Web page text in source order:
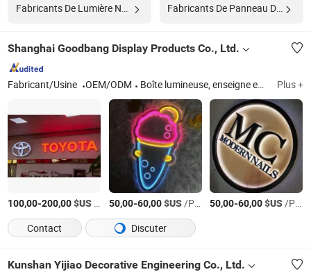
Fabricants De Panneau De Sécurité
Shanghai Goodbang Display Products Co., Ltd.
Fabricant/Usine OEM/ODM Boîte lumineuse, enseigne en acrylique, enseigne en lettres, panneau, enseigne auto, enseigne LED de logo de voiture, enseigne de concessionnaire automobile, enseignes à boîte lumineuse, enseigne formée sous vide, 3D enseigne de logo Plus +
100,00-200,00$US 50,00-60,00$US/Pièce 50,00-60,00$US/Pièce
Contact
Discuter
Kunshan Yijiao Decorative Engineering Co., Ltd.